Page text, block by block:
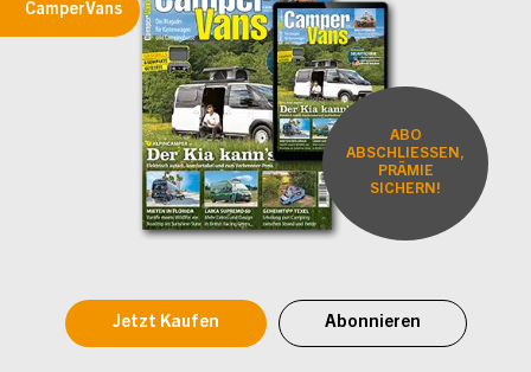
CamperVans
ABO
ABSCHLIESSEN,
PRÄMIE
SICHERN!
Jetzt Kaufen Abonnieren